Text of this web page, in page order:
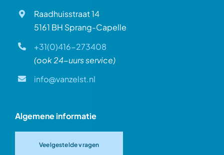
Raadhuisstraat 14
5161 BH Sprang-Capelle
+31(0)416-273408
(ook 24-uurs service)
info@vanzelst.nl
Algemene informatie
Veelgestelde vragen